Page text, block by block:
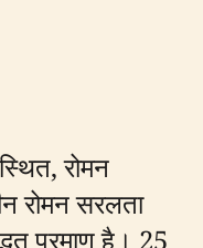
रोमन
रोमन सरलता
प्रमाण है। 25